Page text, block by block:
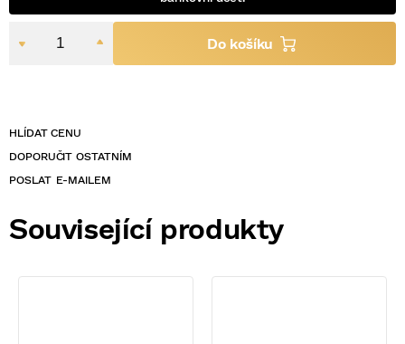
POSLAT
Související produkty